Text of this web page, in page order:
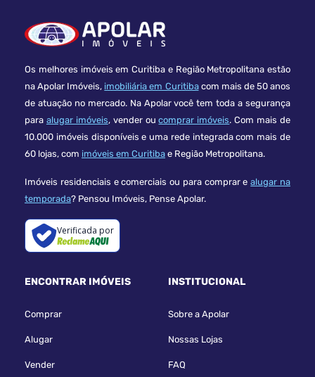
Os melhores imóveis em Curitiba e Região Metropolitana estão
na Apolar Imóveis, imobiliária em Curitibacom mais de 50 anos
de atuação no mercado. Na Apolar você tem toda a segurança
para alugar imóveis, vender oucomprar imóveis. Com mais de
10.000 imóveis disponíveis e uma rede integrada com mais de
60 lojas, com imóveis em Curitiba e Região Metropolitana.
Imóveis residenciais e comerciais ou para comprar ealugar na
temporada? Pensou Imóveis, Pense Apolar.
Verificada por
ENCONTRAR IMÓVEIS
Comprar
Alugar
Vender
INSTITUCIONAL
Sobre a Apolar
Nossas Lojas
FAQ